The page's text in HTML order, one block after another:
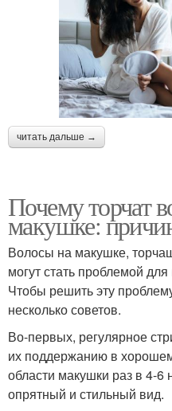
читать дальше →
Почему торчат
макушке:
Волосы на макушке,
могут стать проблемой
Чтобы решить эту
несколько советов.
Во-первых, регулярное
их поддержанию в
области макушки раз в 4-6
опрятный и стильный вид.